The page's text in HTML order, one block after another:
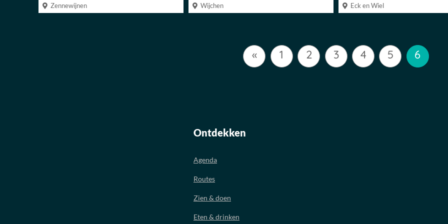
Zennewijnen Wijchen Eck en Wiel
« 1 2 3 4 5 6
Ontdekken
Agenda
Routes
Zien & doen
Eten & drinken